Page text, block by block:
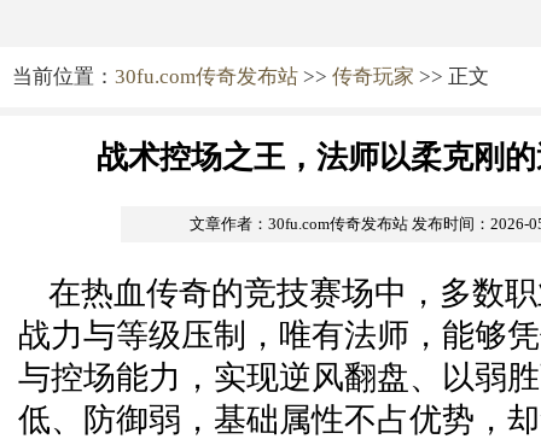
当前位置： 30fu.com传奇发布站 >> 传奇玩家 >> 正文
战术控场之王，法师以柔克刚
文章作者：30fu.com传奇发布站 发布时间：2026-
在热血传奇的竞技赛场中，多数
战力与等级压制，唯有法师，能够
与控场能力，实现逆风翻盘、以弱
低、防御弱，基础属性不占优势，